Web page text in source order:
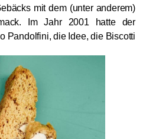
mit dem (unter anderem)
Im Jahr 2001 hatte der
Pandolfini, die Idee, die Biscotti